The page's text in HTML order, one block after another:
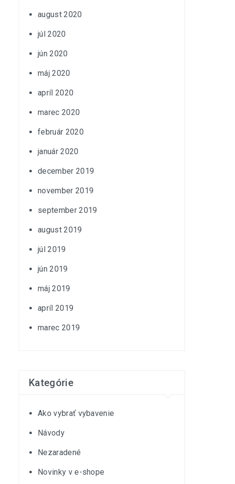
august 2020
júl 2020
jún 2020
máj 2020
apríl 2020
marec 2020
február 2020
január 2020
december 2019
november 2019
september 2019
august 2019
júl 2019
jún 2019
máj 2019
apríl 2019
marec 2019
Kategórie
Ako vybrať vybavenie
Návody
Nezaradené
Novinky v e-shope